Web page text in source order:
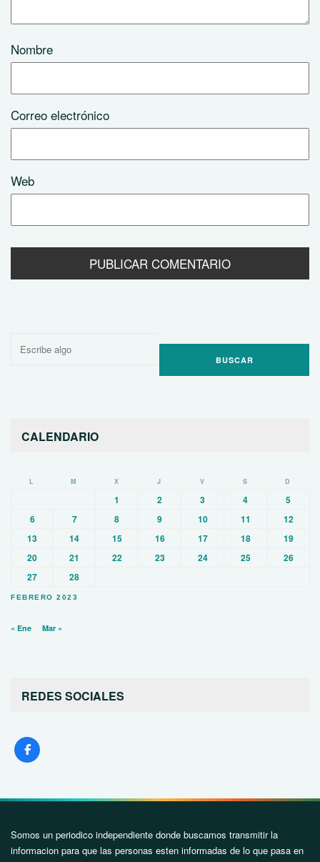
Nombre
Correo electrónico
Web
Buscar
CALENDARIO
FEBRERO 2023
L M X J V S D
1 2 3 4
5
6
7 8 9 10 11
12
13
14 15 16 17 18
19
20
21 22 23 24 25
26
27
28
« Ene Mar »
REDES SOCIALES
Somos un periodico independiente donde buscamos transmitir la
informacion para que las personas esten informadas de lo que pasa en